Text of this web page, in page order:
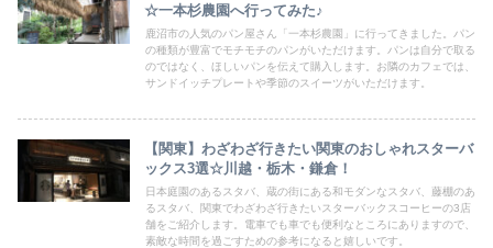
☆一本杉農園へ行ってみた♪
鹿沼市の人気のパン屋さん「一本杉農園」に行ってきました。パン
の種類が豊富でモチモチのパンがいただけます。パンは自分で取る
のではなく、ほしいパンを伝えて購入します。お隣のカフェでは、
サンドイッチプレートや季節のスイーツがいただけます。
【関東】わざわざ行きたい関東のおしゃれスターバ
ックス3選☆川越・栃木・鎌倉！
日本庭園のあるスタバ、蔵の街にある和モダンなスタバ、藤棚のあ
るスタバ、関東でわざわざ行きたいスターバックスコーヒーの3店
舗をご紹介します。電車でも車でも便利なところにありますので、
素敵な時間を過ごすための参考になると嬉しいです。